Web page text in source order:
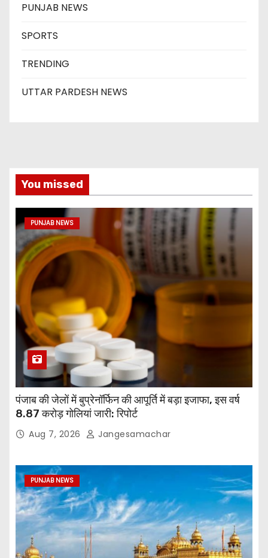
PUNJAB NEWS
SPORTS
TRENDING
UTTAR PARDESH NEWS
You missed
PUNJAB NEWS
पंजाब की जेलों में बुप्रेनॉर्फिन की आपूर्ति में बड़ा इजाफा, इस वर्ष
8.87 करोड़ गोलियां जारी: रिपोर्ट
Aug 7, 2026 Jangesamachar
PUNJAB NEWS